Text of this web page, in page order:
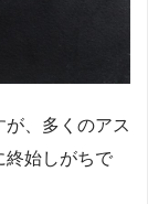
、多くのアス
終始しがちで